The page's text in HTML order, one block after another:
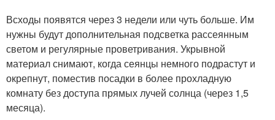
Всходы появятся через 3 недели или чуть больше. Им
нужны будут дополнительная подсветка рассеянным
светом и регулярные проветривания. Укрывной
материал снимают, когда сеянцы немного подрастут и
окрепнут, поместив посадки в более прохладную
комнату без доступа прямых лучей солнца (через 1,5
месяца).